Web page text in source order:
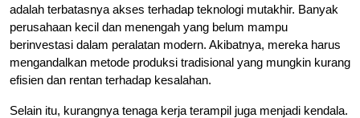
adalah terbatasnya akses terhadap teknologi mutakhir. Banyak
perusahaan kecil dan menengah yang belum mampu
berinvestasi dalam peralatan modern. Akibatnya, mereka harus
mengandalkan metode produksi tradisional yang mungkin kurang
efisien dan rentan terhadap kesalahan.
Selain itu, kurangnya tenaga kerja terampil juga menjadi kendala.